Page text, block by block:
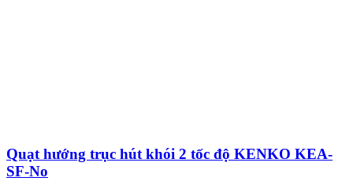
Quạt hướng trục hút khói 2 tốc độ KENKO KEA-
SF-No